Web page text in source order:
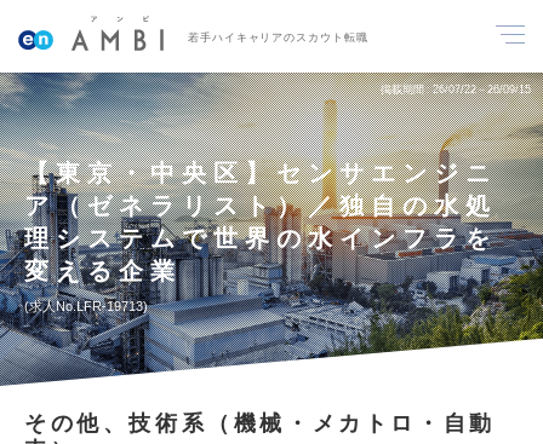
若手ハイキャリアのスカウト転職
掲載期間 26/07/22～26/09/15
【東京・中央区】センサエンジニ
ア（ゼネラリスト）／独自の水処
理システムで世界の水インフラを
変える企業
求人No.LFR-19713
その他、技術系（機械・メカトロ・自動